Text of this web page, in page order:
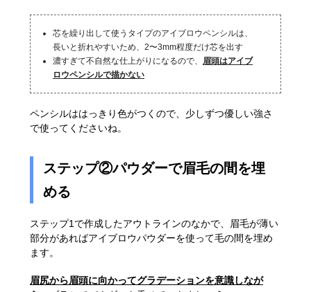
芯を繰り出して使うタイプのアイブロウペンシルは、
長いと折れやすいため、2〜3mm程度だけ芯を出す
濃すぎて不自然な仕上がりになるので、 眉頭はアイブ
ロウペンシルで描かない
ペンシルははっきり色がつくので、少しずつ優しい強さ
で使ってくださいね。
ステップ②パウダーで眉毛の間を埋
める
ステップ1で作成したアウトラインのなかで、眉毛が薄い
部分があればアイブロウパウダーを使って毛の間を埋め
ます。
眉尻から眉頭に向かってグラデーションを意識しなが